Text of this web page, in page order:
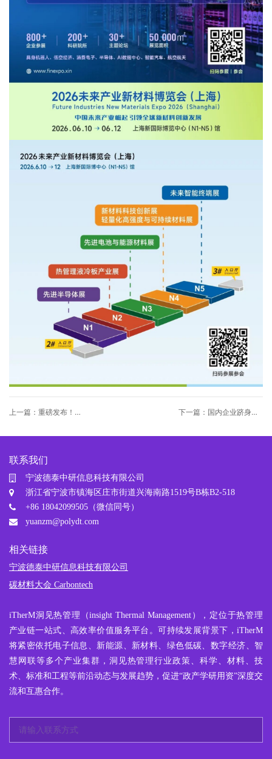
上一篇：重磅发布！
在FINE2026
下一篇：国内企业跻身算
联系我们
宁波德泰中研信息科技有限公司
浙江省宁波市镇海区庄市街道兴海南路1519号B栋B2-518
+86 18042099505（微信同号）
yuanzm@polydt.com
相关链接
宁波德泰中研信息科技有限公司
碳材料大会 Carbontech
iTherM洞见热管理
（insight Thermal Management），定位于热管理
产业链一站式、高效率价值服务平台。可持续发展背景下，iTherM
将紧密依托电子信息、新能源、新材料、绿色低碳、数字经济、智
慧网联等多个产业集群，洞见热管理行业政策、科学、材料、技
术、标准和工程等前沿动态与发展趋势，促进“政产学研用资”深度交
流和互惠合作。